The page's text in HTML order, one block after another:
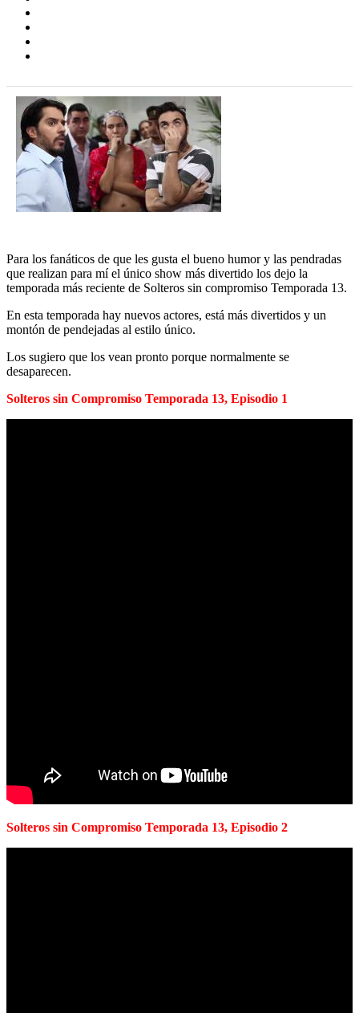
Para los fanáticos de que les gusta el bueno humor y las pendradas
que realizan para mí el único show más divertido los dejo la
temporada más reciente de Solteros sin compromiso Temporada 13.
En esta temporada hay nuevos actores, está más divertidos y un
montón de pendejadas al estilo único.
Los sugiero que los vean pronto porque normalmente se
desaparecen.
Solteros sin Compromiso Temporada 13, Episodio 1
Solteros sin Compromiso Temporada 13, Episodio 2